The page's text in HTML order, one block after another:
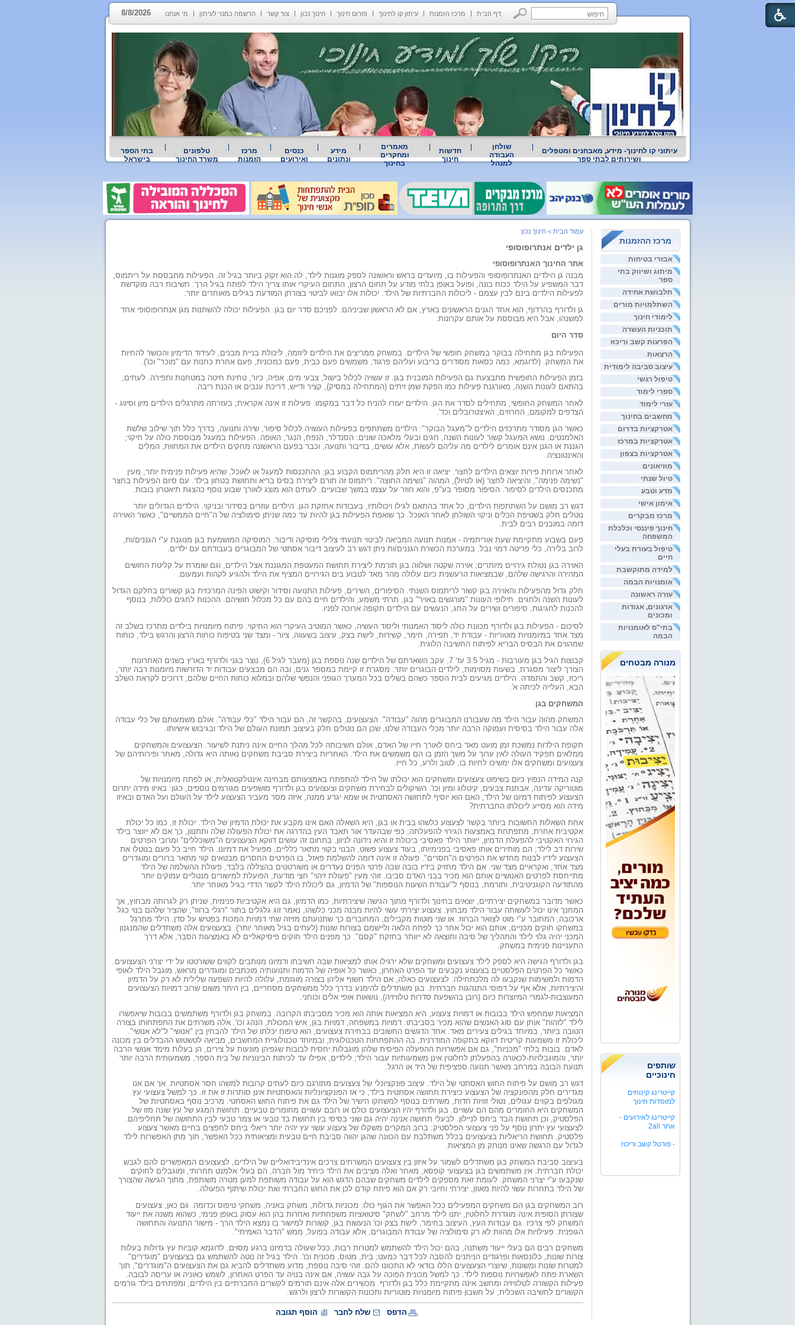
דף הבית מרכז הזמנות עיתון קו לחינוך פורום חינוך חינוך נכון צור קשר הרשמה כמנוי לעיתון מי אנחנו 8/8/2026
עיתוני קו לחינוך- מידע, מאבחנים ומטפלים
ושירותים לבתי ספר
שולחן
העבודה
למנהל
חדשות
חינוך
מאמרים
ומחקרים
בחינוך
מידע
ונתונים
כנסים
ואירועים
מרכז
הזמנות
טלפונים
משרד החינוך
בתי הספר
בישראל
מרכז ההזמנות
אבזרי בטיחות
מיתוג ושיווק בתי
ספר
תלבושת אחידה
השתלמויות מורים
לימודי חינוך
תוכניות העשרה
הפרעות קשב וריכוז
הרצאות
עיצוב סביבה לימודית
טיפול רגשי
ספרי לימוד
עזרי לימוד
מחשבים בחינוך
אטרקציות בדרום
אטרקציות במרכז
אטרקציות בצפון
מוזיאונים
טיול שנתי
מדע וטבע
אימון אישי
מרכז מבקרים
חינוך פיננסי וכלכלת
המשפחה
טיפול בעזרת בעלי
חיים
למידה מתוקשבת
אומנויות הבמה
עזרה ראשונה
ארגונים, אגודות
ומכונים
בתי"ס לאומנויות
הבמה
מנורה מבטחים
שותפים
חינוכיים
קייטרינג קינוחים
למוסדות חינוך
קייטרינג לאירועים -
אתר 2all
-פורטל קשב וריכוז
עמוד הבית > חינוך נכון
גן ילדים אנתרופוסופי
אתר החינוך האנתרופוסופי
מבנה גן הילדים האנתרופוסופי והפעילות בו, מיועדים בראש וראשונה לספק מוגנות לילד, לה הוא זקוק ביותר בגיל זה. הפעילות מתבססת על ריתמוס,
דבר המשפיע על הילד ככוח בונה, ופועל באופן בלתי מודע על תחום הרצון, התחום העיקרי אותו צריך הילד לפתח בגיל הרך. חשיבות רבה מוקדשת
לפעילות הילדים בינם לבין עצמם - ליכולות החברתיות של הילד. יכולות אלו יבואו לביטוי בצורתן המודעת בגילים מאוחרים יותר.
גן ולדורף בהרדוף, הוא אחד הגנים הראשונים בארץ, אם לא הראשון שביניהם. לפניכם סדר יום בגן. הפעילות יכולה להשתנות מגן אנתרופוסופי אחד
למשנהו, אבל היא מבוססת על אותם עקרונות.
סדר היום
הפעילות בגן מתחילה בבוקר במשחק חופשי של הילדים. במשחק ממריצים את הילדים ליוזמה, ליכולת בניית מבנים, לעידוד הדימיון והכושר להחיות
את המשחק. (לדוגמא, כמה כסאות מסודרים בריבוע ועליהם פרגוד, משמשים פעם כבית, פעם כמכונית, פעם אחרת כחנות עם "מוכר" וכו').
בזמן הפעילות החופשית מתבצעת גם הפעילות המובנית בגן. זו עשויה לכלול בישול, צבעי מים, אפיה, כיור, טחינת חיטה במטחנות ותפירה. לעתים,
בהתאם לעונות השנה, מאורגנת פעילות כמו הפקת שמן זיתים (המתחילה במסיק), קציר ודייש, דריכת ענבים או הכנת ריבה.
לאחר המשחק החופשי, מתחילים לסדר את הגן. הילדים יעזרו להניח כל דבר במקומו. פעילות זו אינה אקראית; בעזרתה מתרגלים הילדים מיון וסיווג -
הצדפים למקומם, החרוזים, האיצטרובלים וכד'.
כאשר הגן מסודר מתרכזים הילדים ל"מעגל הבוקר": הילדים משתתפים בפעילות העשויה לכלול סיפור, שירה ותנועה, בדרך כלל תוך שילוב שלשת
האלמנטים. נושא המעגל קשור לעונות השנה, חגים ובעלי מלאכה שונים: הסנדלר, הנפח, הנגר, האופה. הפעילות במעגל מבוססת כולה על חיקוי;
הגננת או הגנן אינם אומרים לילדים מה עליהם לעשות, אלא עושים, בדיבור ותנועה, וכבר בפעם הראשונה מחקים הילדים את המחוות, המלים
והאינטונציה.
לאחר ארוחת פירות יוצאים הילדים לחצר. יציאה זו היא חלק מהריתמוס הקבוע בגן; ההתכנסות למעגל או לאוכל, שהיא פעילות פנימית יותר, מעין
"נשימה פנימה", והיציאה לחצר (או לטיול), המהוה "נשימה החוצה". ריתמוס זה תורם ליצירת בסיס בריא ותחושת בטחון בילד. עם סיום הפעילות בחצר
מתכנסים הילדים לסיפור. הסיפור מסופר בע"פ, והוא חוזר על עצמו במשך שבועיים. לעתים הוא מוצג לאורך שבוע נוסף כהצגת תיאטרון בובות.
דגש רב מושם על השתתפות הילדים, כל אחד בהתאם לגילו ויכולותיו, בעבודות אחזקת הגן. הילדים עוזרים בסידור ובניקוי. הילדים הגדולים יותר
נוטלים חלק בשטיפת הכלים וניקוי השולחן לאחר האוכל. כך שואפת הפעילות בגן להיות עד כמה שניתן סימולציה של ה"חיים הממשיים", כאשר האוירה
דומה במובנים רבים לבית. ‎
פעם בשבוע מתקיימת שעת אוריתמיה - אמנות תנועה המביאה לביטוי תנועתי צלילי מוסיקה ודיבור. המוסיקה המושמעת בגן מנוגנת ע"י הגננים/ות,
לרוב בלירה, כלי פריטה דמוי נבל. במערכת הכשרת הגננים/ות ניתן דגש רב לעיצוב דיבור אסתטי של המבוגרים בעבודתם עם ילדים.
האוירה בגן נטולת גירויים מיותרים; אוירה שקטה ושלווה בגן תורמת ליצירת תחושת המעטפת המגוננת אצל הילדים, וגם שומרת על קליטת החושים
המהירה והרגישה שלהם, שבמציאות הרעשנית כיום עלולה מהר מאד לטבוע בים הגירויים המציף את הילד ולהגיע לקהות ועמעום.
חלק גדול מהפעילות והאוירה בגן קשור לריתמוס השנתי. הסיפורים, השירים, פעילות התנועה וסידור וקישוט הפינה המרכזית בגן קשורים בחלקם הגדול
לעונות השנה ולחגים. חילופי העונות "מורגשים באויר" בגן, תרתי משמע, והילדים חיים בהם עם כל מכלול חושיהם. ההכנות לחגים כוללות, בנוסף
להכנות לחגיגות, סיפורים ושירים על החג, הנעשים עם הילדים תקופה ארוכה לפניו.
לסיכום - הפעילות בגן ולדורף מכוונת כולה ליסוד האמנותי וליסוד העשיה, כאשר המוטיב העיקרי הוא החיקוי. פיתוח מיומנויות בילדים מתרכז בשלב זה
מצד אחד במיומנויות מוטוריות - עבודת יד, תפירה, חימר, קשירות, לישת בצק, עיצוב בשעווה, ציור - ומצד שני בטיפוח כוחות הרצון והרגש בילד, כוחות
שמהווים את הבסיס הבריא לפיתוח החשיבה הלוגית.
קבוצות הגיל בגן מעורבות - מגיל 3.5 עד 7. עקב השארתם של הילדים שנה נוספת בגן (מעבר לגיל 6), נוצר בגני ולדורף בארץ בשנים האחרונות
הצורך ליצור מסגרת, בשעות מסוימות, לילדים הבוגרים יותר. מסגרת זו קיימת במספר גנים, ובה הם מבצעים עבודות יד הדורשות מיומנות רבה יותר,
ריכוז, קשב והתמדה. הילדים מגיעים לבית הספר כשהם בשלים בכל המערך הגופני והנפשי שלהם ובמלוא כוחות החיים שלהם, דרוכים לקראת השלב
הבא, העלייה לכיתה א'.
המשחקים בגן
המשחק מהוה עבור הילד מה שעבורנו המבוגרים מהוה "עבודה". הצעצועים, בהקשר זה, הם עבור הילד "כלי עבודה". אולם משמעותם של כלי עבודה
אלה עבור הילד בסיסית ועמוקה הרבה יותר מכלי העבודה שלנו, שכן הם נוטלים חלק בעיצוב תמונת העולם של הילד ובגיבוש אישיותו.
תקופת הילדות נמשכת זמן מועט מאד ביחס לאורך חייו של האדם, אולם חשיבותה לכל מהלך החיים אינה ניתנת לשיעור. הצעצועים והמשחקים
ממלאים תפקיד העולה לאין ערוך על משך הזמן בו הם משמשים את הילד. האחריות ביצירת סביבת משחקים נאותה היא גדולה, מאחר ופירותיהם של
צעצועים ומשחקים אלו ימשיכו לחיות בו, לטוב ולרע, כל חייו.
קנה המידה הנפוץ כיום בשיפוט צעצועים ומשחקים הוא יכולתו של הילד להתפתח באמצעותם מבחינה אינטלקטואלית, או לפתח מיומנויות של
מוטוריקה עדינה, אבחנת צבעים, קיטלוג ומיון וכו'. השיקולים לבחירת משחקים וצעצועים בגן ולדורף מושפעים מגורמים נוספים, כגון: באיזו מידה יתרום
הצעצוע לפיתוח דמיונו של הילד, האם הוא יוסיף לתחושה האסתטית או שמא יגרע ממנה, איזה מסר מעביר הצעצוע לילד על העולם ועל האדם ובאיזו
מידה הוא מסייע ליכולתו החברתית?
אחת השאלות החשובות ביותר בקשר לצעצוע כלשהו בבית או בגן, היא השאלה האם אינו מקבע את יכולת הדמיון של הילד. יכולת זו, כמו כל יכולת
אקטיבית אחרת, מתפתחת באמצעות הגירוי להפעלתה; כפי שבהעדר אור תאבד העין בהדרגה את יכולת הפעולה שלה ותתנוון, כך אם לא ייווצר בילד
הגירוי האקטיבי להפעלת הדמיון, ייוותר הילד פאסיבי ביכולת זו והיא נידונה לניוון. בתחום זה עושים דווקא הצעצועים ה"משוכללים" ומרובי הפרטים
שירות דב לילד; הם מותירים אותו פאסיבי בפנימיותו, בעוד צעצוע פשוט, הבנוי בקווי מתאר כלליים, מפעיל את דמיונו. הילד חייב כל פעם בנוטלו את
הצעצוע לידיו לבנות מחדש את הפרטים ה"חסרים". פעולה זו אינה דומה להשלמת פאזל, בו הפרטים החסרים מבטאים קווי מתאר ברורים ומוגדרים
מצד אחד, ואקראיים מצד שני. אם הילד מחזיק בידיו בובה שבה פרטי הפנים נעדרים או משורטטים בהצללה בלבד, פעולת ההשלמה של הילד
מתייחסת לפרטים האנושיים אותם הוא מכיר בבני האדם סביבו. זוהי מעין "פעולת זיהוי" חצי מודעת, הפועלת למישורים מנטליים עמוקים יותר
מהתודעה הקוגניטיבית, ותורמת, בנוסף ל"עבודת השעות הנוספות" של הדמיון, גם ליכולת הילד לקשר הדדי בגיל מאוחר יותר.
כאשר מדובר במשחקים יצירתיים, יוצאים בחינוך ולדורף מתוך הגישה שיצירתיות, כמו הדמיון, גם היא אקטיביות פנימית, שניתן רק לגרותה מבחוץ, אך
המחנך אינו יכול לעשותה עבור הילד מבחוץ. צעצוע יצירתי עשוי להיות מבנה מכני כלשהו, נאמר זוג גלגלים בתור "רגלי ברווז", שהציר שלהם בנוי כגל
ארכובה, המחובר ע"י מוט לצואר הברווז. או שני מוטות מקבילים, המחוברים כך שתנועתם מזיזה שתי דמויות המכות בפטיש על סדן. הילד מתָרְגֵל
במשחקו חוקים מכניים, אותם הוא יכול אחר כך לפתח הלאה וליישמם בצורות שונות (לעתים בגיל מאוחר יותר). בצעצועים אלה משתדלים שהמנגנון
המכני יהיה גלוי לילד והתהליך של סיבה ותוצאה לא ייוותר בחזקת "קסם". כך מפנים הילד חוקים פיסיקאליים לא באמצעות הסבר, אלא דרך
התעניינות פנימית במשחק.
בגן ולדורף הגישה היא לספק לילד צעצועים ומשחקים שלא ירגילו אותו למציאות שבה חשיבתו ודמיונו מנותבים לקווים ששורטטו על ידי יצרני הצעצועים.
כאשר כל הפרטים הפלסטיים בצעצוע נקבעים עד הפרט האחרון, כאשר כל אופיה של הדמות ותנועותיה מוכתבים ומוגדרים מראש, מוגבל הילד לאופי
הדמות ולמשימות שנקבעו לה מלכתחילה. לצעצועים כאלה, אם הילד חשוף אליהן בצורה מוגזמת, עלולה להיות השפעה שלילית לא רק על הדמיון
והיצירתיות, אלא אף על דפוסי התנהגות חברתית. בגן משתדלים להימנע בדרך כלל ממשחקים מסחריים, בין היתר משום שרוב דמויות הצעצועים
המעוצבות-לגמרי המיוצרות כיום (רובן בהשפעת סדרות טלוויזיה), נושאות אופי אלים וכוחני.
המציאות שמחפש הילד בבובות או דמויות צעצוע, היא המציאות אותה הוא מכיר מסביבתו הקרובה. במשחק בגן ולדורף משתמשים בבובות שיאפשרו
לילד "לזהות" אותן עם סוג האנשים שהוא מכיר בסביבתו: דמויות במשפחה, דמויות בגן, איש המכולת, הנהג וכו'. אלה משרתים את התפתחותו בצורה
הטובה ביותר, במיוחד בגילים צעירים מאד. אחד הדגשים החשובים בבחירת צעצועים, הוא טיפוח יכלתו של הילד להבחין בין "אנושי" ל"לא אנושי".
ליכולת זו משמעות קריטית דווקא בתקופה המודרנית, בה ההתפתחות הטכנולוגית, ובמיוחד טכנולוגיית המחשבים, מביאה לטשטוש ההבדלים בין מכונה
לאדם. בובות בלתי "מכניות", גם אם אפשרויות ההפעלה הפיסית שלהן מוגבלות יחסית לבובות שגפיהן מונעות על צירים, הן בעלות מימד אנושי הרבה
יותר, והמוגבלויות-לכאורה בהפעלתן לחלוטין אינן משמעותיות עבור הילד; לילדים, אפילו עד לכיתות הבינוניות של בית הספר, משמעותית הרבה יותר
תנועת הבובה במרחב מאשר תנועה ספציפית של היד או הרגל.
דגש רב מושם על פיתוח החוש האסתטי של הילד. עיצוב פונקציונלי של צעצועים מתורגם כיום לעתים קרובות למשהו חסר אסתטיות. אך אם אנו
מגדירים חלק מהפונקציה של הצעצוע כיצירת תחושה אסתטית בילד, כי אז הפונקציונליות והאסתטיות אינן סותרות זו את זו. כך למשל צעצועי עץ
מגולפים בקווים עגולים, נטולי זוויות חדות, משרתים בנוסף למשחקו הישיר של הילד גם את פיתוח החוש האסתטי. מרכיב נוסף באסתטיות של
המשחקים היא החומרים מהם הם עשויים. בגן ולדורף יהיו הצעצועים כולם או רובם עשויים מחומרים טבעיים. תחושת המגע של עץ שונה מזו של
הפלסטיק, וכן תחושת הבד ביחס לניילון. לבעלי תחושה אנינה יהיה גם שוני בסיסי בין תחושת בד טבעי או צמר טבעי לבין התחושה של תחליפיהם.
לצעצועי עץ יתרון נוסף על פני צעצועי הפלסטיק: ברוב המקרים משקלו של צעצוע עשוי עץ יהיה יותר ריאלי ביחס לחפצים בחיים מאשר צעצוע
פלסטיק. תחושת הריאליות בצעצועים בכלל משתלבת עם הכוונה שהגן יהווה סביבת חיים טבעית ומציאותית ככל האפשר, תוך מתן האפשרות לילד
לגדול עם הרגשה שאינו מנותק מן המציאות.
בעיצוב סביבת המשחק בגן משתדלים לשמור על איזון בין צעצועים המשרתים צרכים אינדיבידואליים של הילדים, לצעצועים המאפשרים להם לגבש
יכולת חברתית. אין משתמשים בגן בצעצועי קופסא, מאחר ואלה מציבים את הילד כיחיד מול חברה, הם בעלי אלמנט תחרותי, ומוגבלים לחוקים
שנקבעו ע"י יצרני המשחק. לעומת זאת מספקים לילדים משחקים שבהם הדגש הוא על עבודה משותפת למען מטרה משותפת, מתוך הגישה שהצורך
של הילד בתחרות עשוי להיות מאוזן, יצירתי וחיובי רק אם הוא פיתח קודם לכן את החוש החברתי ואת יכולת שיתוף הפעולה.
רוב המשחקים בגן הם משחקים המפעילים ככל האפשר את הגוף כולו: מכוניות גדולות, משחק באניה, משחקי טיפוס וכדומה. גם כאן, צעצועים
שצורתן הסופית אינה מוגדרת לחלוטין, יתנו לילד מרחב "לשחק" סיטואציות משפחתיות ואחרות בהן הוא עסוק באופן פנימי, כשהוא משנה את ייעוד
המשחק לפי צרכיו. גם עבודות העץ, העיצוב בחימר, לישת בצק וכו' הנעשות בגן, קשורות למישור בו נמצא הילד הרך - מישור התנועה והתחושה
הגופנית. פעילויות אלו מהוות לא רק סימולציה של עבודת המבוגרים, אלא עבודה בפועל, ממש "הדבר האמיתי".
משחקים רבים הם בעלי ייעוד משתנה, בהם יכול הילד להשתמש למטרות רבות, ככל שעולה בדמיונו ברגע מסוים. לדוגמא קוביות עץ גדולות בעלות
צורות שונות, כלונסאות ופרגודים הניתנים להסבה לכל דבר כמעט; בית, מטוס, מכונית וכו'. הילד בגיל זה נוטה להשתמש גם בצעצועים "מוגדרים"
למטרות שונות ומשונות, שיוצרי הצעצועים הללו בודאי לא התכוונו להם. זוהי סיבה נוספת, מדוע משתדלים להביא גם את הצעצועים ה"מוגדרים", תוך
השארת פתח לאפשרויות נוספות לילד. כך למשל מכונית הפוכה על גבה עשויה, אם אינה בנויה עד הפרט האחרון, לשמש כאוניה או עריסה לבובה.
פעילות הקשורה לטלוויזיה ומחשב אינה מתקיימת כלל בגן ולדורף. מכשירים אלה אינם תורמים לקשרים החברתיים בין הילדים, ומפתחים בילד גורמים
הקשורים לחשיבה השכלית, על חשבון פיתוח מיומנויות מוטוריות ותכונות הקשורות לרצון ולרגש.
הדפס שלח לחבר הוסף תגובה